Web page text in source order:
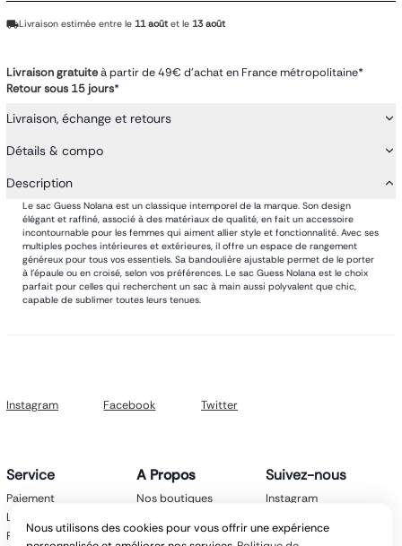
Livraison estimée entre le 11 août et le 13 août
Livraison gratuiteà partir de 49€ d'achat en France métropolitaine*
Retour sous 15 jours*
Livraison, échange et retours
Détails & compo
Description
Le sac Guess Nolana est un classique intemporel de la marque. Son design
élégant et raffiné, associé à des matériaux de qualité, en fait un accessoire
incontournable pour les femmes qui aiment allier style et fonctionnalité. Avec ses
multiples poches intérieures et extérieures, il offre un espace de rangement
généreux pour tous vos essentiels. Sa bandoulière ajustable permet de le porter
à l'épaule ou en croisé, selon vos préférences. Le sac Guess Nolana est le choix
parfait pour celles qui recherchent un sac à main aussi polyvalent que chic,
capable de sublimer toutes leurs tenues.
Instagram Facebook Twitter
Service
Paiement
Livraison
Retours
A Propos
Nos boutiques
Mentions légales
Suivez-nous
Instagram
Twitter
Nous utilisons des cookies pour vous offrir une expérience